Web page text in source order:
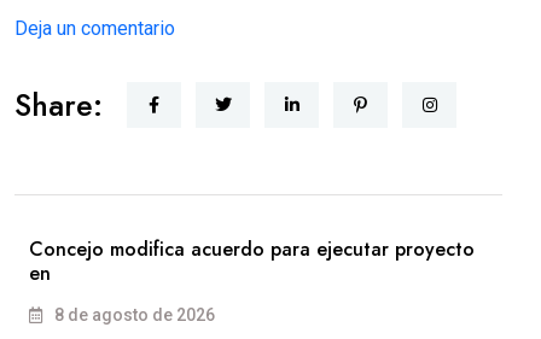
Deja un comentario
Share:
Concejo modifica acuerdo para ejecutar proyecto
en
8 de agosto de 2026